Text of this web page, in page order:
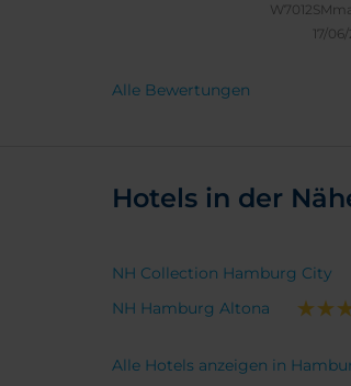
17/
Alle Bewertungen
Hotels in der
NH Collection Hamburg City
NH Hamburg Altona
Alle Hotels anzeigen in